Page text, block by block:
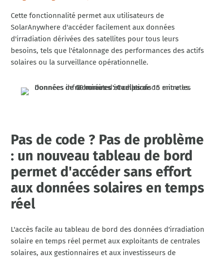
Cette fonctionnalité permet aux utilisateurs de
SolarAnywhere d'accéder facilement aux données
d'irradiation dérivées des satellites pour tous leurs
besoins, tels que l'étalonnage des performances des actifs
solaires ou la surveillance opérationnelle.
Pas de code ? Pas de problème
: un nouveau tableau de bord
permet d'accéder sans effort
aux données solaires en temps
réel
L'accès facile au tableau de bord des données d'irradiation
solaire en temps réel permet aux exploitants de centrales
solaires, aux gestionnaires et aux investisseurs de